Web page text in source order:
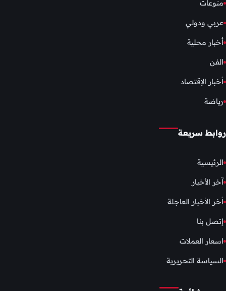
منوعات
عربي ودولي
أخبار محلية
الفن
أخبار الإقتصاد
رياضة
روابط سريعة
الرئيسية
آخر الأخبار
أخر الأخبار العاجلة
إتصل بنا
اسعار العملات
السياسة التحريرية